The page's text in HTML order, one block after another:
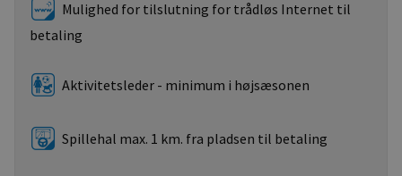
Mulighed for tilslutning for trådløs Internet til
betaling
Aktivitetsleder - minimum i højsæsonen
Spillehal max. 1 km. fra pladsen til betaling